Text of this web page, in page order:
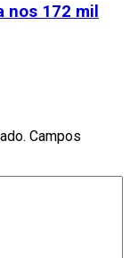
nos 172 mil
Campos